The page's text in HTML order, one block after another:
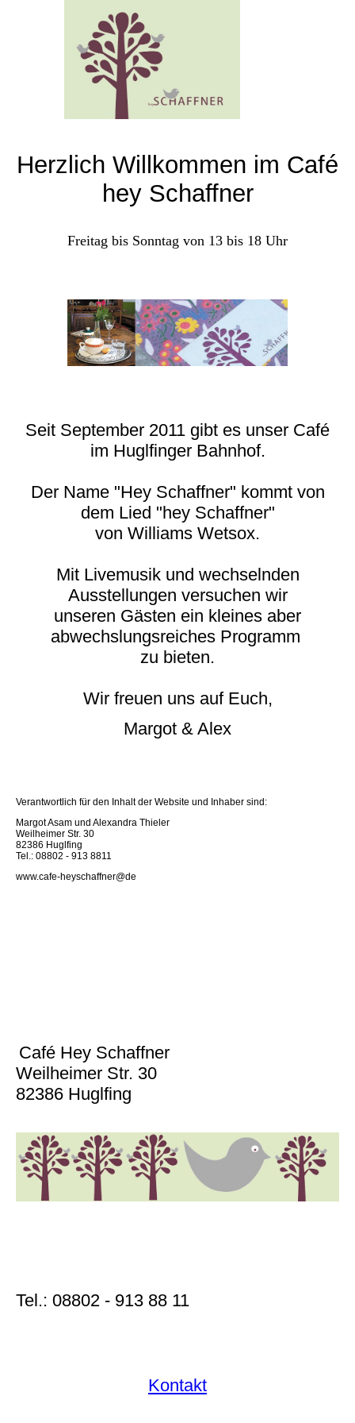
Herzlich Willkommen im Café
hey Schaffner
Freitag bis Sonntag von 13 bis 18 Uhr
Seit September 2011 gibt es unser Café
im Huglfinger Bahnhof.
Der Name "Hey Schaffner" kommt von
dem Lied "hey Schaffner"
von Williams Wetsox.
Mit Livemusik und wechselnden
Ausstellungen versuchen wir
unseren Gästen ein kleines aber
abwechslungsreiches Programm
zu bieten.
Wir freuen uns auf Euch,
Margot & Alex
Verantwortlich für den Inhalt der Website und Inhaber sind:
Margot Asam und Alexandra Thieler
Weilheimer Str. 30
82386 Huglfing
Tel.: 08802 - 913 8811
www.cafe-heyschaffner@de
Café Hey Schaffner
Weilheimer Str. 30
82386 Huglfing
Tel.: 08802 - 913 88 11
Kontakt